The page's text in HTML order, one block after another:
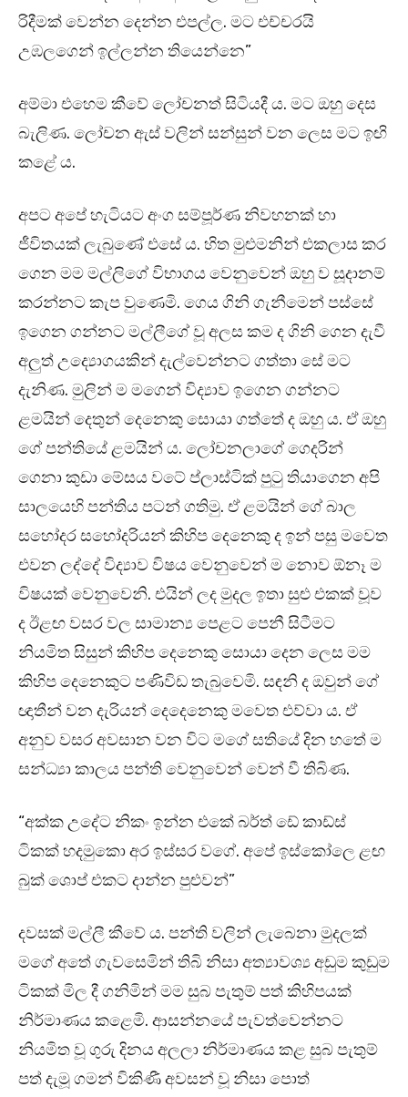
රිදීමක් වෙන්න දෙන්න එපල්ල. මට එච්චරයි
උඹලගෙන් ඉල්ලන්න තියෙන්නෙ”
අම්මා එහෙම කීවේ ලෝචනත් සිටියදී ය. මට ඔහු දෙස
බැලිණ. ලෝචන ඇස් වලින් සන්සුන් වන ලෙස මට ඉඟි
කළේ ය.
අපට අපේ හැටියට අංග සම්පූර්ණ නිවහනක් හා
ජීවිතයක් ලැබුණේ එසේ ය. හිත මුළුමනින් එකලාස කර
ගෙන මම මල්ලිගේ විභාගය වෙනුවෙන් ඔහු ව සූදානම්
කරන්නට කැප වුණෙමි. ගෙය ගිනි ගැනීමෙන් පස්සේ
ඉගෙන ගන්නට මල්ලීගේ වූ අලස කම ද ගිනි ගෙන දැවී
අලුත් උද්‍යොගයකින් දැල්වෙන්නට ගත්තා සේ මට
දැනිණ. මුලින් ම මගෙන් විද්‍යාව ඉගෙන ගන්නට
ළමයින් දෙතුන් දෙනෙකු සොයා ගත්තේ ද ඔහු ය. ඒ ඔහු
ගේ පන්තියේ ළමයින් ය. ලෝචනලාගේ ගෙදරින්
ගෙනා කුඩා මේසය වටේ ප්ලාස්ටික් පුටු තියාගෙන අපි
සාලයෙහි පන්තිය පටන් ගතිමු. ඒ ළමයින් ගේ බාල
සහෝදර සහෝදරියන් කිහිප දෙනෙකු ද ඉන් පසු මවෙත
එවන ලද්දේ විද්‍යාව විෂය වෙනුවෙන් ම නොව ඕනෑ ම
විෂයක් වෙනුවෙනි. එයින් ලද මුදල ඉතා සුළු එකක් වූව
ද ඊළඟ වසර වල සාමාන්‍ය පෙළට පෙනී සිටීමට
නියමිත සිසුන් කිහිප දෙනෙකු සොයා දෙන ලෙස මම
කිහිප දෙනෙකුට පණිවිඩ තැබුවෙමි. සඳනි ද ඔවුන් ගේ
ඥාතීන් වන දැරියන් දෙදෙනෙකු මවෙත එව්වා ය. ඒ
අනුව වසර අවසාන වන විට මගේ සතියේ දින හතේ ම
සන්ධ්‍යා කාලය පන්ති වෙනුවෙන් වෙන් වී තිබිණ.
“අක්ක උදේට නිකං ඉන්න එකේ බර්ත් ඩේ කාඩ්ස්
ටිකක් හදමුකො අර ඉස්සර වගේ. අපේ ඉස්කෝලෙ ළඟ
බුක් ශොප් එකට දාන්න පුළුවන්”
දවසක් මල්ලී කීවේ ය. පන්ති වලින් ලැබෙනා මුදලක්
මගේ අතේ ගැවසෙමින් තිබි නිසා අත්‍යාවශ්‍ය අඩුම කුඩුම
ටිකක් මිල දී ගනිමින් මම සුබ පැතුම් පත් කිහිපයක්
නිර්මාණය කළෙමි. ආසන්නයේ පැවත්වෙන්නට
නියමිත වූ ගුරු දිනය අලලා නිර්මාණය කළ සුබ පැතුම්
පත් දැමූ ගමන් විකිණී අවසන් වූ නිසා පොත්